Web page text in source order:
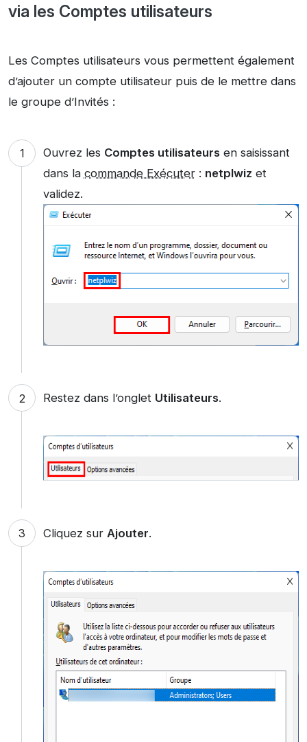
via les Comptes utilisateurs
Les Comptes utilisateurs vous permettent également
d’ajouter un compte utilisateur puis de le mettre dans
le groupe d’Invités :
Ouvrez les Comptes utilisateursen saisissant
dans la commande Exécuter: netplwiz et
validez.
Restez dans l’onglet Utilisateurs.
Cliquez sur Ajouter.